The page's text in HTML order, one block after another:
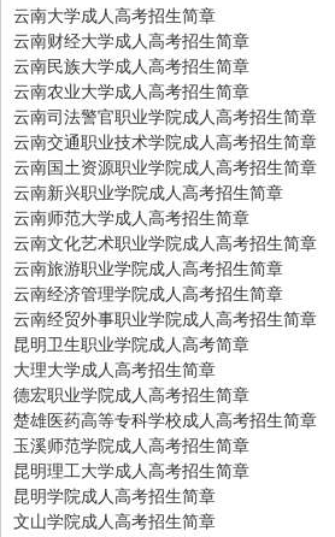
云南大学成人高考招生简章
云南财经大学成人高考招生简章
云南民族大学成人高考招生简章
云南农业大学成人高考招生简章
云南司法警官职业学院成人高考招生简章
云南交通职业技术学院成人高考招生简章
云南国土资源职业学院成人高考招生简章
云南新兴职业学院成人高考招生简章
云南师范大学成人高考招生简章
云南文化艺术职业学院成人高考招生简章
云南旅游职业学院成人高考招生简章
云南经济管理学院成人高考招生简章
云南经贸外事职业学院成人高考招生简章
昆明卫生职业学院成人高考简章
大理大学成人高考招生简章
德宏职业学院成人高考招生简章
楚雄医药高等专科学校成人高考招生简章
玉溪师范学院成人高考招生简章
昆明理工大学成人高考招生简章
昆明学院成人高考招生简章
文山学院成人高考招生简章